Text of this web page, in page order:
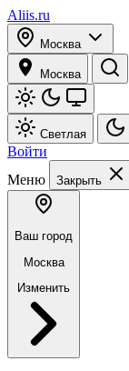
Aliis.ru
Москва
Москва
Светлая
Войти
Меню
Закрыть
Ваш город
Москва
Изменить